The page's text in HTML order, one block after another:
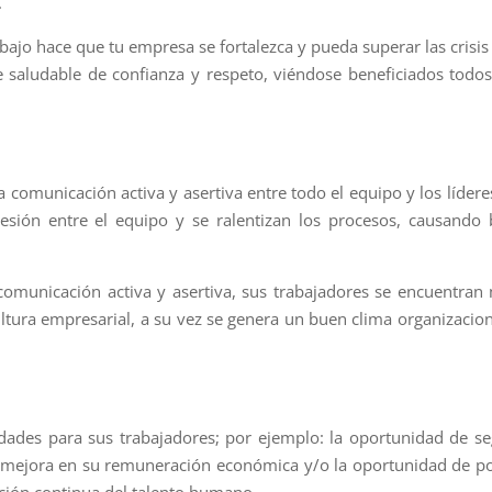
hace que tu empresa se fortalezca y pueda superar las
de confianza y respeto, viéndose beneficiados
comunicación activa y asertiva entre todo el equipo y los
entre el equipo y se ralentizan los procesos, causando
activa y asertiva, sus trabajadores se encuentran
empresarial, a su vez se genera un buen clima
para sus trabajadores; por ejemplo: la oportunidad de
en su remuneración económica y/o la oportunidad de